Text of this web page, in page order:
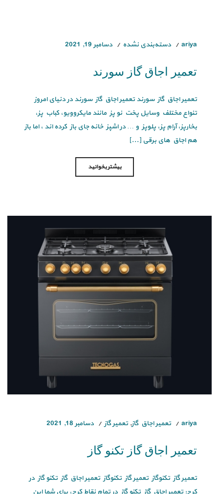
ariya دسته‌بندی نشده دسامبر 19, 2021
تعمیر اجاق گاز سورند
تعمیر اجاق گاز سورند تعمیر اجاق گاز سورند در دنیای امروز
تنواع مختلف وسایل پخت نو پز مانند مایکروویو، کباب پز،
بخارپز، آرام پز، پلوپز و … در اشپز خانه جای باز کرده اند ، اما باز
هم اجاق های برقی [...]
بیشتر بخوانید
ariya تعمیر اجاق گاز, تعمیر گاز دسامبر 18, 2021
تعمیر اجاق گاز تکنو گاز
تعمیر گاز تکنوگاز تعمیر گاز تکنوگاز تعمیر اجاق گاز تکنو گاز در
کرج: تعمیر اجاق گاز تکنو گاز در تمام نقاط کرج، برای شما این